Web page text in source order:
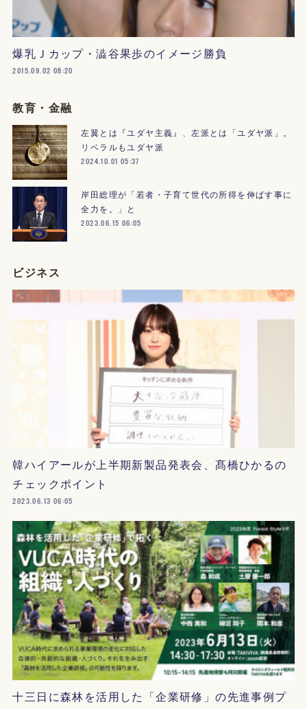
爆乳Ｊカップ・澁谷果歩のイメージ勝負
2015.09.02 08:20
教育・金融
左翼とは『ユダヤ主義』、左派とは「ユダヤ派」。
リベラルもユダヤ派
2024.10.01 05:37
岸田総理が「若者・子育て世代の所得を伸ばす事に
全力を。」と
2023.06.15 06:05
ビジネス
韓ハイアールが上半期新製品発表会、髙橋ひかるの
チェックポイント
2023.06.13 06:05
十三日に森林を活用した「企業研修」の先進事例プ